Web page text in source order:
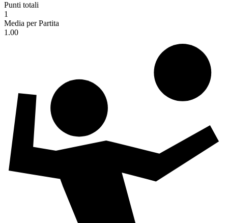
Punti totali
1
Media per Partita
1.00